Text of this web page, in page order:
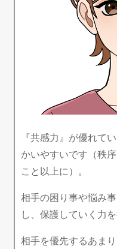
『共感力』が優れて
かいやすいです（秩
こと以上に）。
相手の困り事や悩み
し、保護していく力を
相手を優先するあま